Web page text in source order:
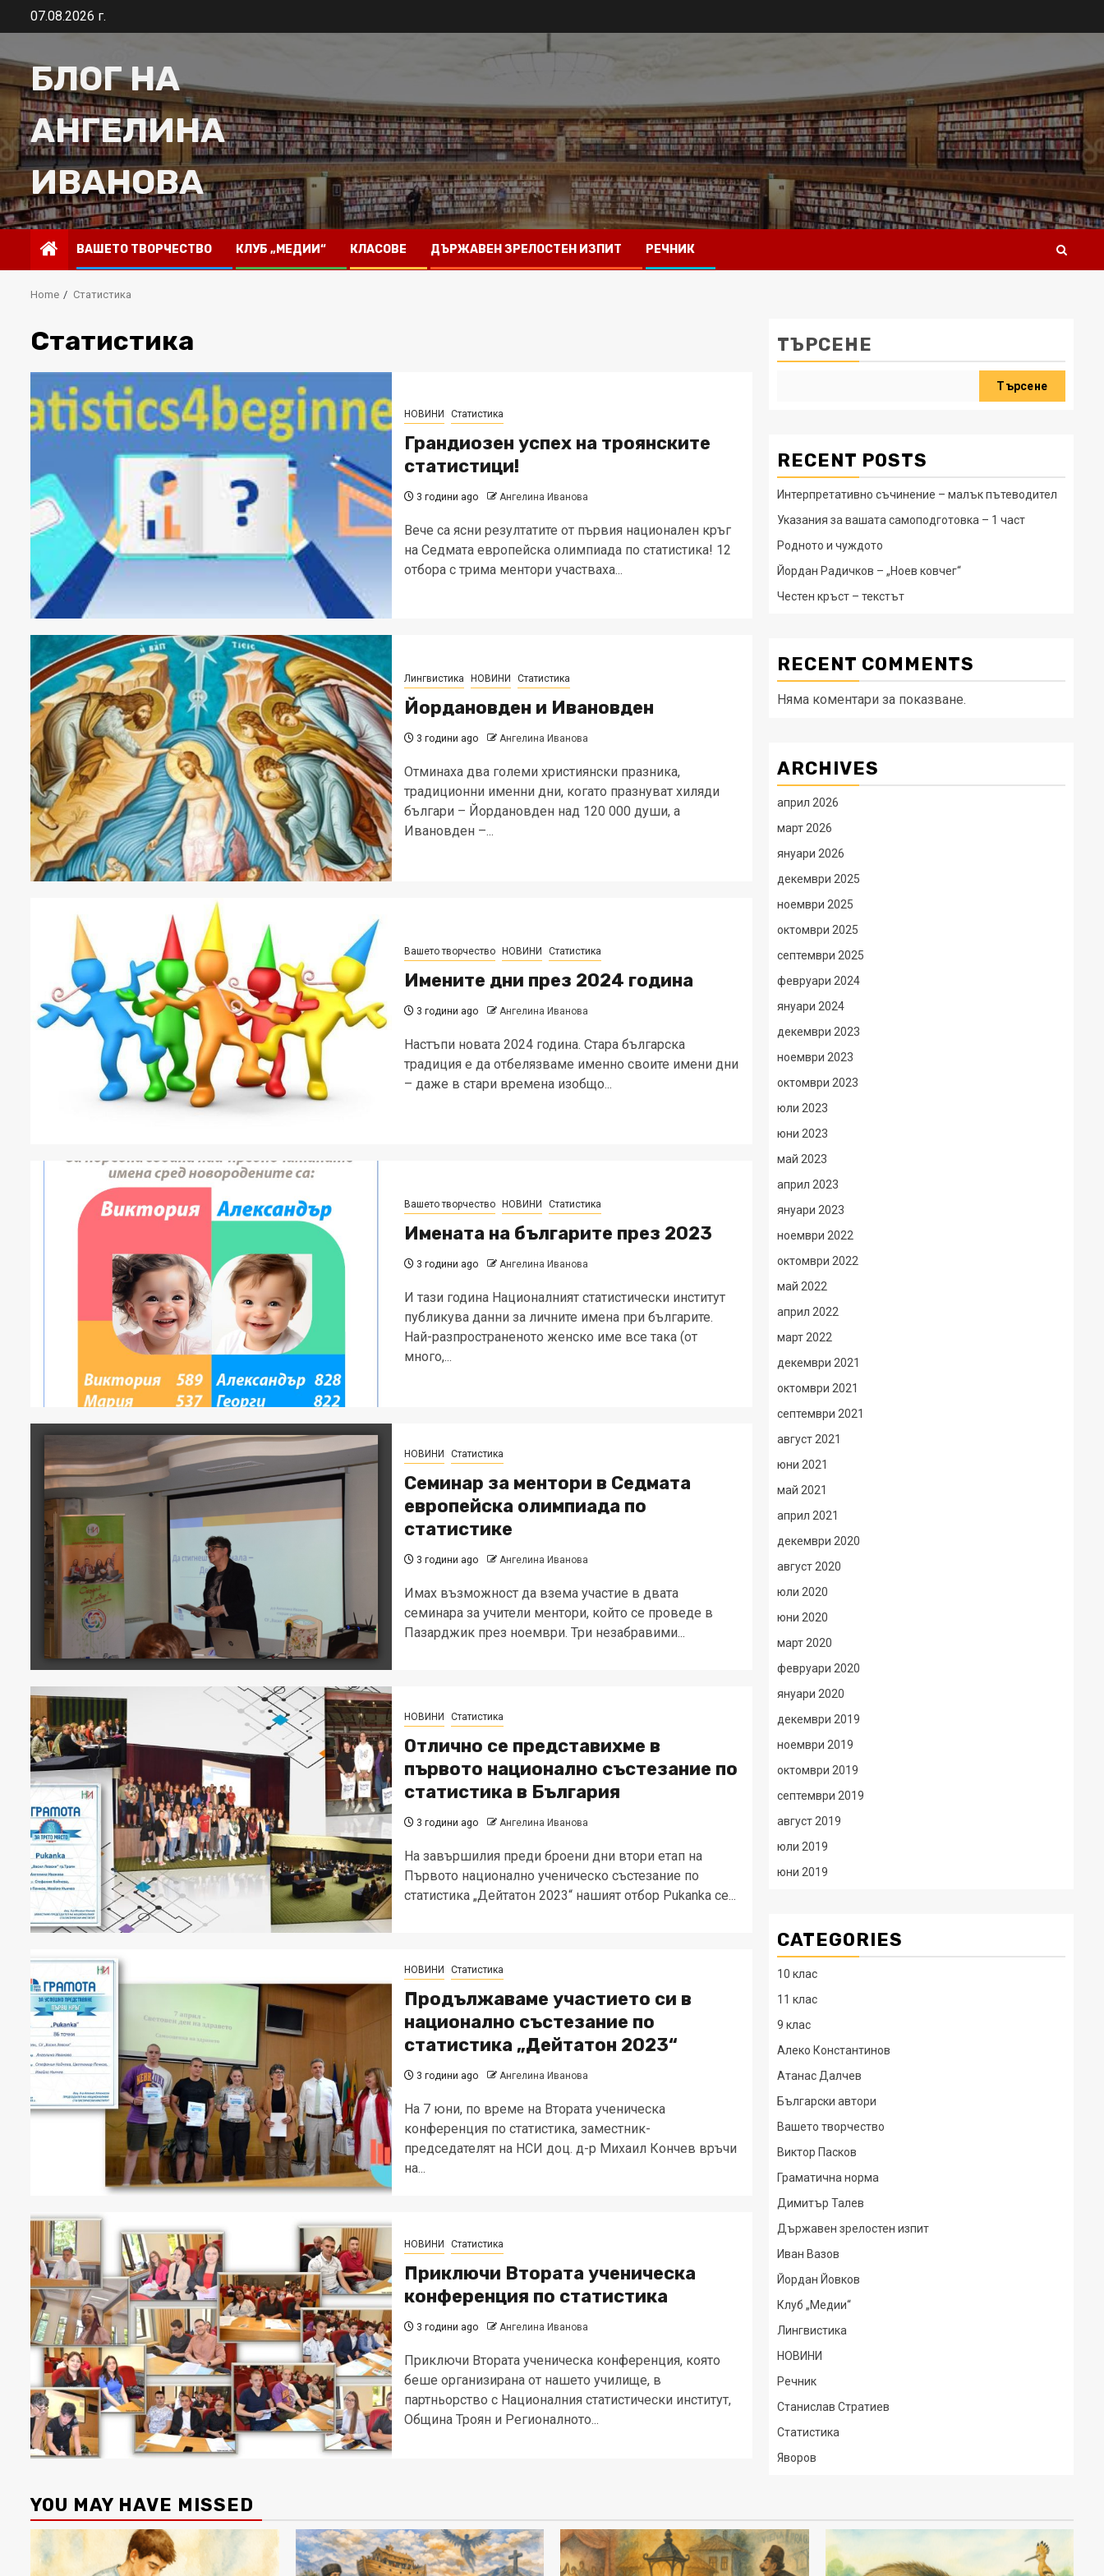
07.08.2026 г.
БЛОГ НА
АНГЕЛИНА
ИВАНОВА
ВАШЕТО ТВОРЧЕСТВО КЛУБ „МЕДИИ“ КЛАСОВЕ ДЪРЖАВЕН ЗРЕЛОСТЕН ИЗПИТ РЕЧНИК
Home Статистика
Статистика
НОВИНИ Статистика
Грандиозен успех на троянските
статистици!
3 години ago Ангелина Иванова
Вече са ясни резултатите от първия национален кръг
на Седмата европейска олимпиада по статистика! 12
отбора с трима ментори участваха...
Лингвистика НОВИНИ Статистика
Йордановден и Ивановден
3 години ago Ангелина Иванова
Отминаха два големи християнски празника,
традиционни именни дни, когато празнуват хиляди
българи – Йордановден над 120 000 души, а
Ивановден –...
Вашето творчество НОВИНИ Статистика
Имените дни през 2024 година
3 години ago Ангелина Иванова
Настъпи новата 2024 година. Стара българска
традиция е да отбелязваме именно своите имени дни
– даже в стари времена изобщо...
Вашето творчество НОВИНИ Статистика
Имената на българите през 2023
3 години ago Ангелина Иванова
И тази година Националният статистически институт
публикува данни за личните имена при българите.
Най-разпространеното женско име все така (от
много,...
НОВИНИ Статистика
Семинар за ментори в Седмата
европейска олимпиада по
статистике
3 години ago Ангелина Иванова
Имах възможност да взема участие в двата
семинара за учители ментори, който се проведе в
Пазарджик през ноември. Три незабравими...
НОВИНИ Статистика
Отлично се представихме в
първото национално състезание по
статистика в България
3 години ago Ангелина Иванова
На завършилия преди броени дни втори етап на
Първото национално ученическо състезание по
статистика „Дейтатон 2023“ нашият отбор Pukanka се...
НОВИНИ Статистика
Продължаваме участието си в
национално състезание по
статистика „Дейтатон 2023“
3 години ago Ангелина Иванова
На 7 юни, по време на Втората ученическа
конференция по статистика, заместник-
председателят на НСИ доц. д-р Михаил Кончев връчи
на...
НОВИНИ Статистика
Приключи Втората ученическа
конференция по статистика
3 години ago Ангелина Иванова
Приключи Втората ученическа конференция, която
беше организирана от нашето училище, в
партньорство с Националния статистически институт,
Община Троян и Регионалното...
ТЪРСЕНЕ
Търсене
RECENT POSTS
Интерпретативно съчинение – малък пътеводител
Указания за вашата самоподготовка – 1 част
Родното и чуждото
Йордан Радичков – „Ноев ковчег“
Честен кръст – текстът
RECENT COMMENTS
Няма коментари за показване.
ARCHIVES
април 2026
март 2026
януари 2026
декември 2025
ноември 2025
октомври 2025
септември 2025
февруари 2024
януари 2024
декември 2023
ноември 2023
октомври 2023
юли 2023
юни 2023
май 2023
април 2023
януари 2023
ноември 2022
октомври 2022
май 2022
април 2022
март 2022
декември 2021
октомври 2021
септември 2021
август 2021
юни 2021
май 2021
април 2021
декември 2020
август 2020
юли 2020
юни 2020
март 2020
февруари 2020
януари 2020
декември 2019
ноември 2019
октомври 2019
септември 2019
август 2019
юли 2019
юни 2019
CATEGORIES
10 клас
11 клас
9 клас
Алеко Константинов
Атанас Далчев
Български автори
Вашето творчество
Виктор Пасков
Граматична норма
Димитър Талев
Държавен зрелостен изпит
Иван Вазов
Йордан Йовков
Клуб „Медии“
Лингвистика
НОВИНИ
Речник
Станислав Стратиев
Статистика
Яворов
YOU MAY HAVE MISSED